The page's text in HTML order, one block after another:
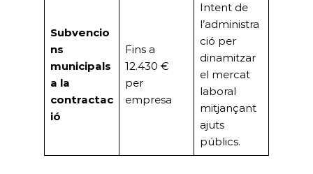
Subvencio
ns
municipals
a la
contractac
ió
Fins a
12.430 €
per
empresa
Intent de
l’administra
ció per
dinamitzar
el mercat
laboral
mitjançant
ajuts
públics.